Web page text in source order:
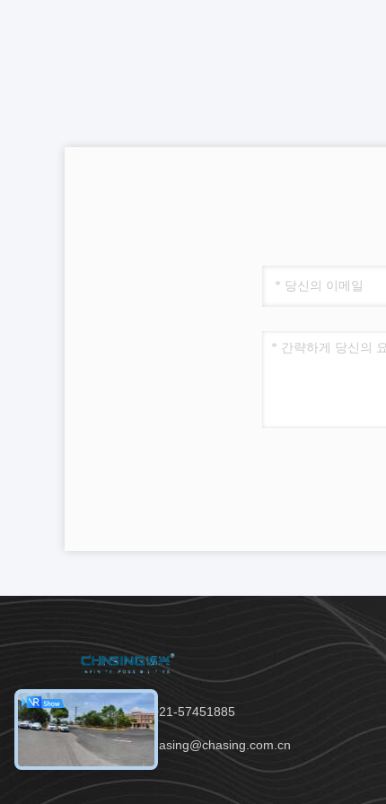
전화：86-021-57451885
이메일：chasing@chasing.com.cn